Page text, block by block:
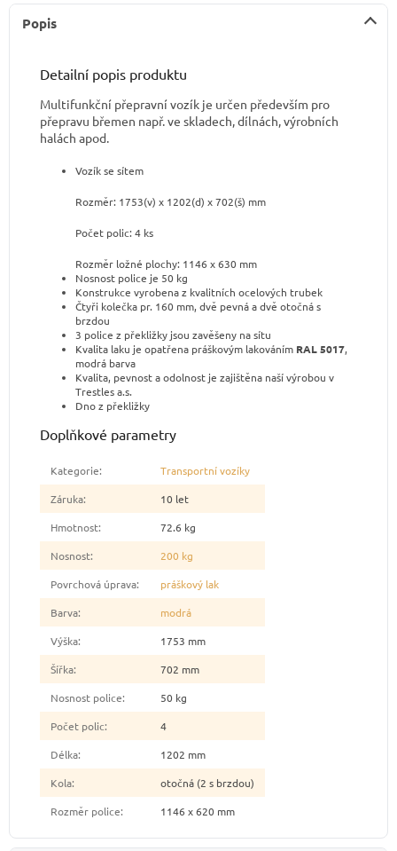
Popis
Detailní popis produktu
Multifunkční přepravní vozík je určen především pro
přepravu břemen např. ve skladech, dílnách, výrobních
halách apod.
Vozík se sítem
Rozměr: 1753(v) x 1202(d) x 702(š) mm
Počet polic: 4 ks
Rozměr ložné plochy: 1146 x 630 mm
Nosnost police je 50 kg
Konstrukce vyrobena z kvalitních ocelových trubek
Čtyři kolečka pr. 160 mm, dvě pevná a dvě otočná s
brzdou
3 police z překližky jsou zavěšeny na sítu
Kvalita laku je opatřena práškovým lakováním RAL 5017,
modrá barva
Kvalita, pevnost a odolnost je zajištěna naší výrobou v
Trestles a.s.
Dno z překližky
Doplňkové parametry
Kategorie:
Transportní vozíky
Záruka:
10 let
Hmotnost:
72.6 kg
Nosnost:
200 kg
Povrchová úprava:
práškový lak
Barva:
modrá
Výška:
1753 mm
Šířka:
702 mm
Nosnost police:
50 kg
Počet polic:
4
Délka:
1202 mm
Kola:
otočná (2 s brzdou)
Rozměr police: 1146 x 620 mm